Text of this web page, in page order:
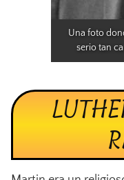
Una foto
serio tan